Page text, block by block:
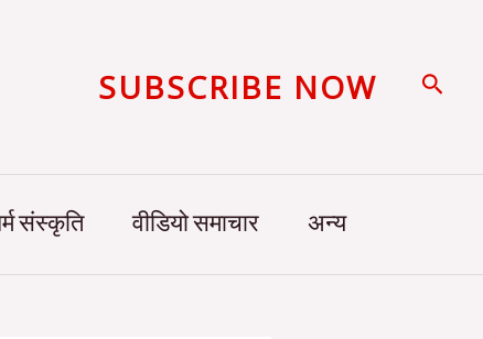
SUBSCRIBE NOW
संस्कृति वीडियो समाचार अन्य